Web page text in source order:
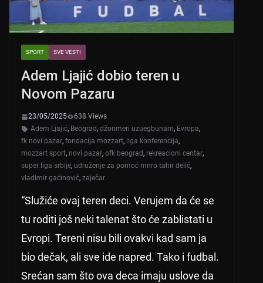
SPORT SVE VESTI
Adem Ljajić dobio teren u
Novom Pazaru
23/05/2025
638 Views
Adem Ljajić, Beograd, džonmeri uzuegbunam, Evropa,
fk novi pazar, fondacija mozzart, liga konferencija,
mozzart sport, novi pazar, ofk beograd, rekreacioni centar,
super liga srbije, udruženje za pomoć mnro tahir delić,
vladimir gaćinović, zaječar
“Služiće ovaj teren deci. Verujem da će se
tu roditi još neki talenat što će zablistati u
Evropi. Tereni nisu bili ovakvi kad sam ja
bio dečak, ali sve ide napred. Tako i fudbal.
Srećan sam što ova deca imaju uslove da